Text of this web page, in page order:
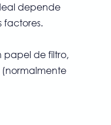
depende
factores.
papel de filtro,